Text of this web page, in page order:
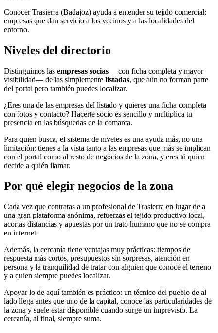
Conocer Trasierra (Badajoz) ayuda a entender su tejido comercial:
empresas que dan servicio a los vecinos y a las localidades del
entorno.
Niveles del directorio
Distinguimos las empresas socias —con ficha completa y mayor
visibilidad— de las simplemente listadas, que aún no forman parte
del portal pero también puedes localizar.
¿Eres una de las empresas del listado y quieres una ficha completa
con fotos y contacto? Hacerte socio es sencillo y multiplica tu
presencia en las búsquedas de la comarca.
Para quien busca, el sistema de niveles es una ayuda más, no una
limitación: tienes a la vista tanto a las empresas que más se implican
con el portal como al resto de negocios de la zona, y eres tú quien
decide a quién llamar.
Por qué elegir negocios de la zona
Cada vez que contratas a un profesional de Trasierra en lugar de a
una gran plataforma anónima, refuerzas el tejido productivo local,
acortas distancias y apuestas por un trato humano que no se compra
en internet.
Además, la cercanía tiene ventajas muy prácticas: tiempos de
respuesta más cortos, presupuestos sin sorpresas, atención en
persona y la tranquilidad de tratar con alguien que conoce el terreno
y a quien siempre puedes localizar.
Apoyar lo de aquí también es práctico: un técnico del pueblo de al
lado llega antes que uno de la capital, conoce las particularidades de
la zona y suele estar disponible cuando surge un imprevisto. La
cercanía, al final, siempre suma.